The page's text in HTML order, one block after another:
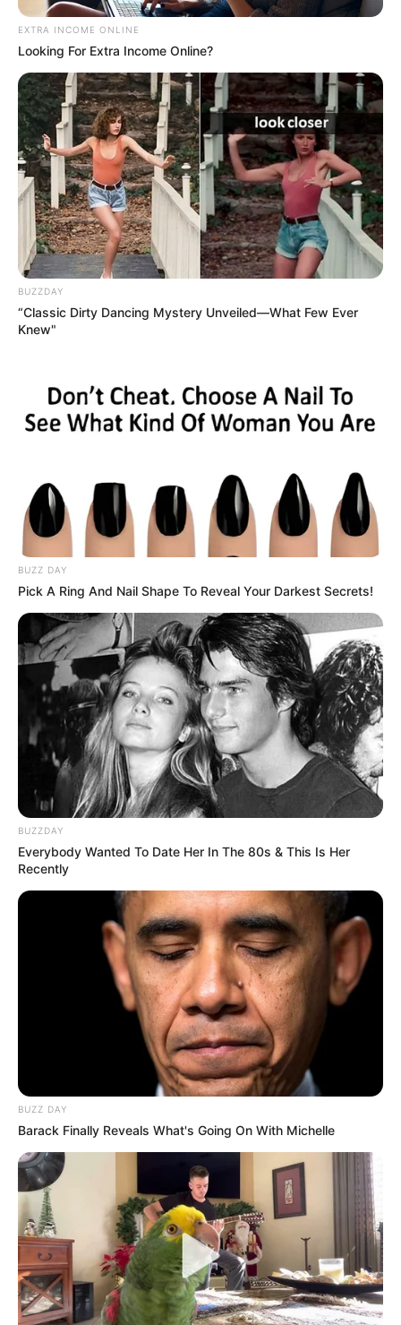
EXTRA INCOME ONLINE
Looking For Extra Income Online?
BUZZDAY
“Classic Dirty Dancing Mystery Unveiled—What Few Ever
Knew"
BUZZ DAY
Pick A Ring And Nail Shape To Reveal Your Darkest Secrets!
BUZZDAY
Everybody Wanted To Date Her In The 80s & This Is Her
Recently
BUZZ DAY
Barack Finally Reveals What's Going On With Michelle